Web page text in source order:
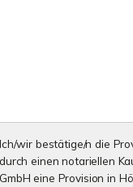
Ich/wir bestätige/n die
durch einen notariellen
GmbH eine Provision in